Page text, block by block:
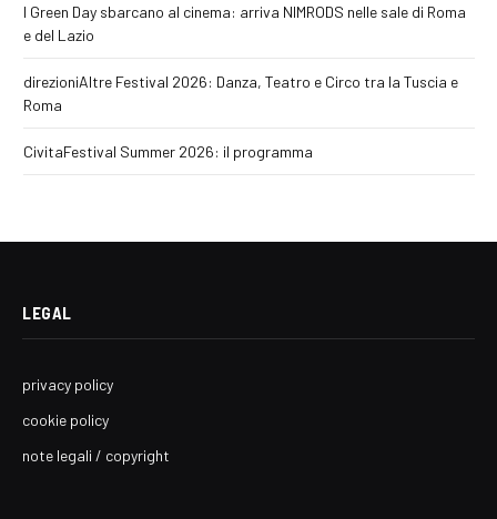
I Green Day sbarcano al cinema: arriva NIMRODS nelle sale di Roma
e del Lazio
direzioniAltre Festival 2026: Danza, Teatro e Circo tra la Tuscia e
Roma
CivitaFestival Summer 2026: il programma
LEGAL
privacy policy
cookie policy
note legali / copyright